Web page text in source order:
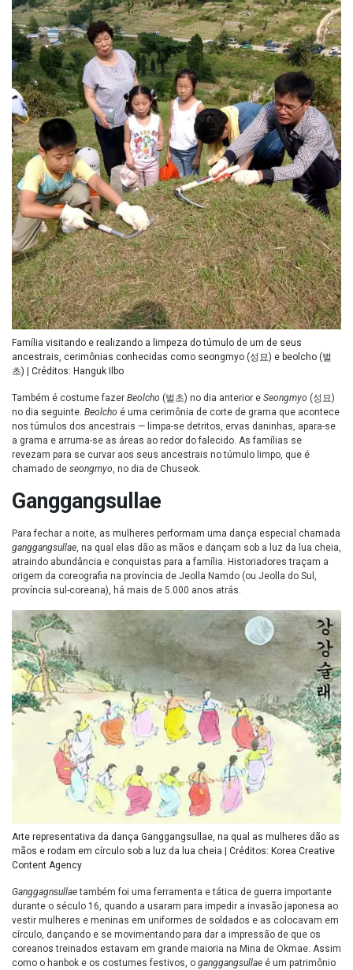
Família visitando e realizando a limpeza do túmulo de um de seus
ancestrais, cerimônias conhecidas como seongmyo (성묘) e beolcho (벌
초) | Créditos: Hanguk Ilbo
Também é costume fazer Beolcho (벌초) no dia anterior e Seongmyo (성묘)
no dia seguinte. Beolcho é uma cerimônia de corte de grama que acontece
nos túmulos dos ancestrais — limpa-se detritos, ervas daninhas, apara-se
a grama e arruma-se as áreas ao redor do falecido. As famílias se
revezam para se curvar aos seus ancestrais no túmulo limpo, que é
chamado de seongmyo , no dia de Chuseok.
Ganggangsullae
Para fechar a noite, as mulheres performam uma dança especial chamada
ganggangsullae , na qual elas dão as mãos e dançam sob a luz da lua cheia,
atraindo abundância e conquistas para a família. Historiadores traçam a
origem da coreografia na província de Jeolla Namdo (ou Jeolla do Sul,
província sul-coreana), há mais de 5.000 anos atrás.
Arte representativa da dança Ganggangsullae, na qual as mulheres dão as
mãos e rodam em círculo sob a luz da lua cheia | Créditos: Korea Creative
Content Agency
Ganggagnsullaetambém foi uma ferramenta e tática de guerra importante
durante o século 16, quando a usaram para impedir a invasão japonesa ao
vestir mulheres e meninas em uniformes de soldados e as colocavam em
círculo, dançando e se movimentando para dar a impressão de que os
coreanos treinados estavam em grande maioria na Mina de Okmae. Assim
como o hanbok e os costumes festivos, o ganggangsullae é um patrimônio